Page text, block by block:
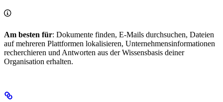
Am besten für: Dokumente finden, E-Mails durchsuchen, Dateien
auf mehreren Plattformen lokalisieren, Unternehmensinformationen
recherchieren und Antworten aus der Wissensbasis deiner
Organisation erhalten.